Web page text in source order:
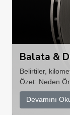
Balata &
Belirtiler,
Özet: Neden
Devamını